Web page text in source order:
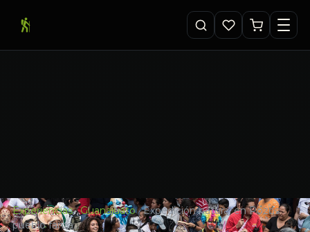
Experiencias · Guanajuato · Expedición natural en Pozos
pueblo fanta…